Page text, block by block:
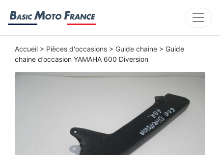
Accueil > Pièces d'occasions > Guide chaine > Guide
chaine d’occasion YAMAHA 600 Diversion